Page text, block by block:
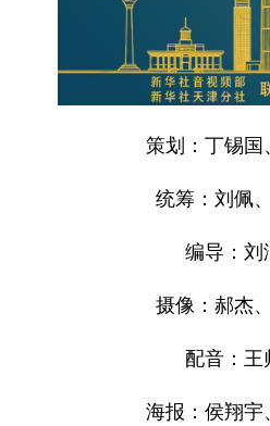
策划：丁锡国
统筹：刘佩
编导：刘
摄像：郝杰
配音：王
海报：侯翔宇